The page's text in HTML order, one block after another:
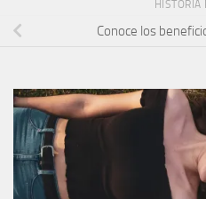
HISTORIA
Conoce los